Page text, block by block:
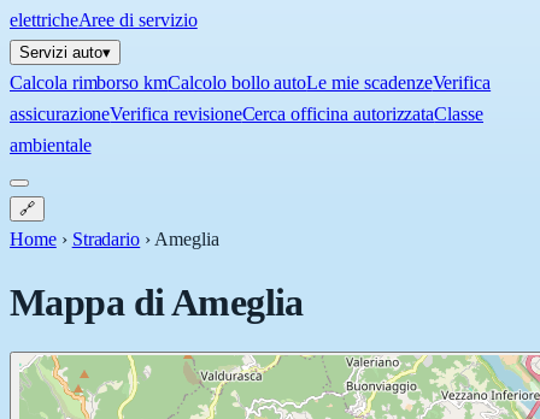
elettricheAree di servizio
Servizi auto▾
Calcola rimborso kmCalcolo bollo autoLe mie scadenzeVerifica
assicurazioneVerifica revisioneCerca officina autorizzataClasse
ambientale
🔗
Home › Stradario › Ameglia
Mappa diAmeglia